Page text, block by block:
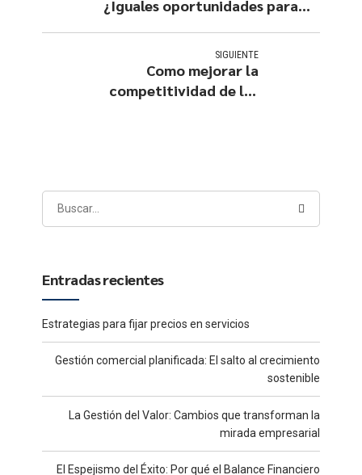
¿Iguales oportunidades para
SIGUIENTE
Como mejorar la
competitividad de los
Entradas recientes
Estrategias para fijar precios en servicios
Gestión comercial planificada: El salto al crecimiento
sostenible
La Gestión del Valor: Cambios que transforman la
mirada empresarial
El Espejismo del Éxito: Por qué el Balance Financiero